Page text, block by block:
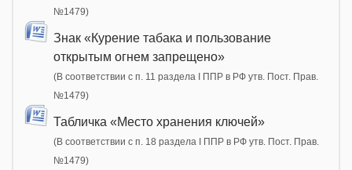
№1479)
Знак «Курение табака и пользование
открытым огнем запрещено»
(В соответствии с п. 11 раздела I ППР в РФ утв. Пост. Прав.
№1479)
Табличка «Место хранения ключей»
(В соответствии с п. 18 раздела I ППР в РФ утв. Пост. Прав.
№1479)